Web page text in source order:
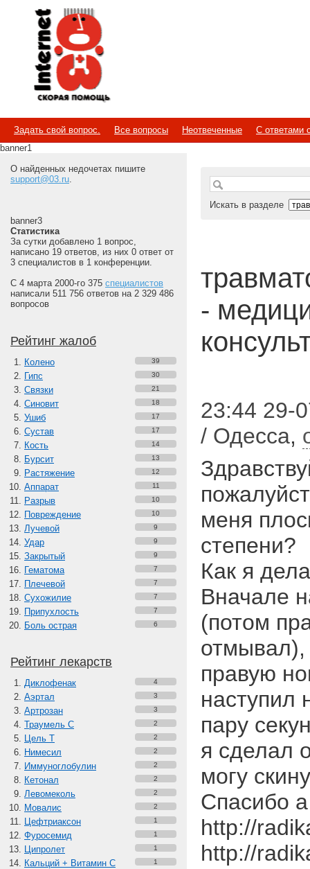
Internet
Скорая помощь
Задать свой вопрос. Все вопросы Неотвеченные
С ответами
banner1
О найденных недочетах пишите
support@03.ru.
banner3
Статистика
За сутки добавлено 1 вопрос,
написано 19 ответов, из них 0 ответ от
3 специалистов в 1 конференции.
С 4 марта 2000-го 375 специалистов
написали 511 756 ответов на 2 329 486
вопросов
Рейтинг жалоб
Колено 39
Гипс 30
Связки 21
Синовит 18
Ушиб 17
Сустав 17
Кость 14
Бурсит 13
Растяжение 12
Аппарат 11
Разрыв 10
Повреждение 10
Лучевой 9
Удар 9
Закрытый 9
Гематома 7
Плечевой 7
Сухожилие 7
Припухлость 7
Боль острая 6
Рейтинг лекарств
Диклофенак 4
Аэртал 3
Артрозан 3
Траумель С 2
Цель Т 2
Нимесил 2
Иммуноглобулин 2
Кетонал 2
Левомеколь 2
Мовалис 2
Цефтриаксон 1
Фуросемид 1
Ципролет 1
Кальций + Витамин C 1
Искать в разделе
-
23:44 29-
/ Одесса,
меня
степени?
Как я
Вначале
(потом
отмывал),
правую
наступил
пару
я сделал
могу
Спасибо
http://
http://